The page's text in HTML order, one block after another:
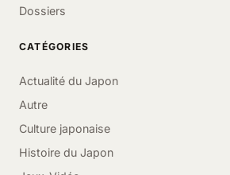
Dossiers
CATÉGORIES
Actualité du Japon
Autre
Culture japonaise
Histoire du Japon